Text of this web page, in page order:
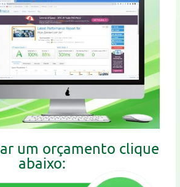
um orçamento clique
abaixo: